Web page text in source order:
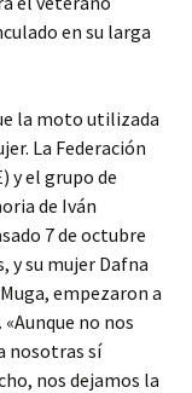
en su larga
la moto utilizada
La Federación
y el grupo de
de Iván
7 de octubre
y su mujer Dafna
empezaron a
no nos
nosotras sí
nos dejamos la